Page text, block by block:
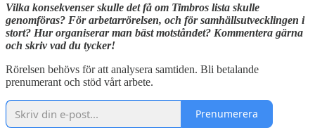
Vilka konsekvenser skulle det få om Timbros lista skulle
genomföras? För arbetarrörelsen, och för samhällsutvecklingen i
stort? Hur organiserar man bäst motståndet? Kommentera gärna
och skriv vad du tycker!
Rörelsen behövs för att analysera samtiden. Bli betalande
prenumerant och stöd vårt arbete.
Prenumerera